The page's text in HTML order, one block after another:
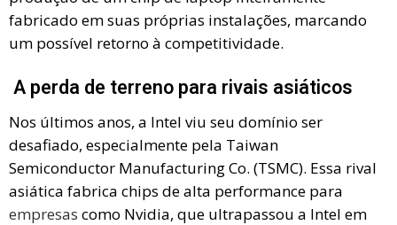
fabricado em suas próprias instalações, marcando
um possível retorno à competitividade.
A perda de terreno para rivais asiáticos
Nos últimos anos, a Intel viu seu domínio ser
desafiado, especialmente pela Taiwan
Semiconductor Manufacturing Co. (TSMC). Essa rival
asiática fabrica chips de alta performance para
empresas como Nvidia, que ultrapassou a Intel em